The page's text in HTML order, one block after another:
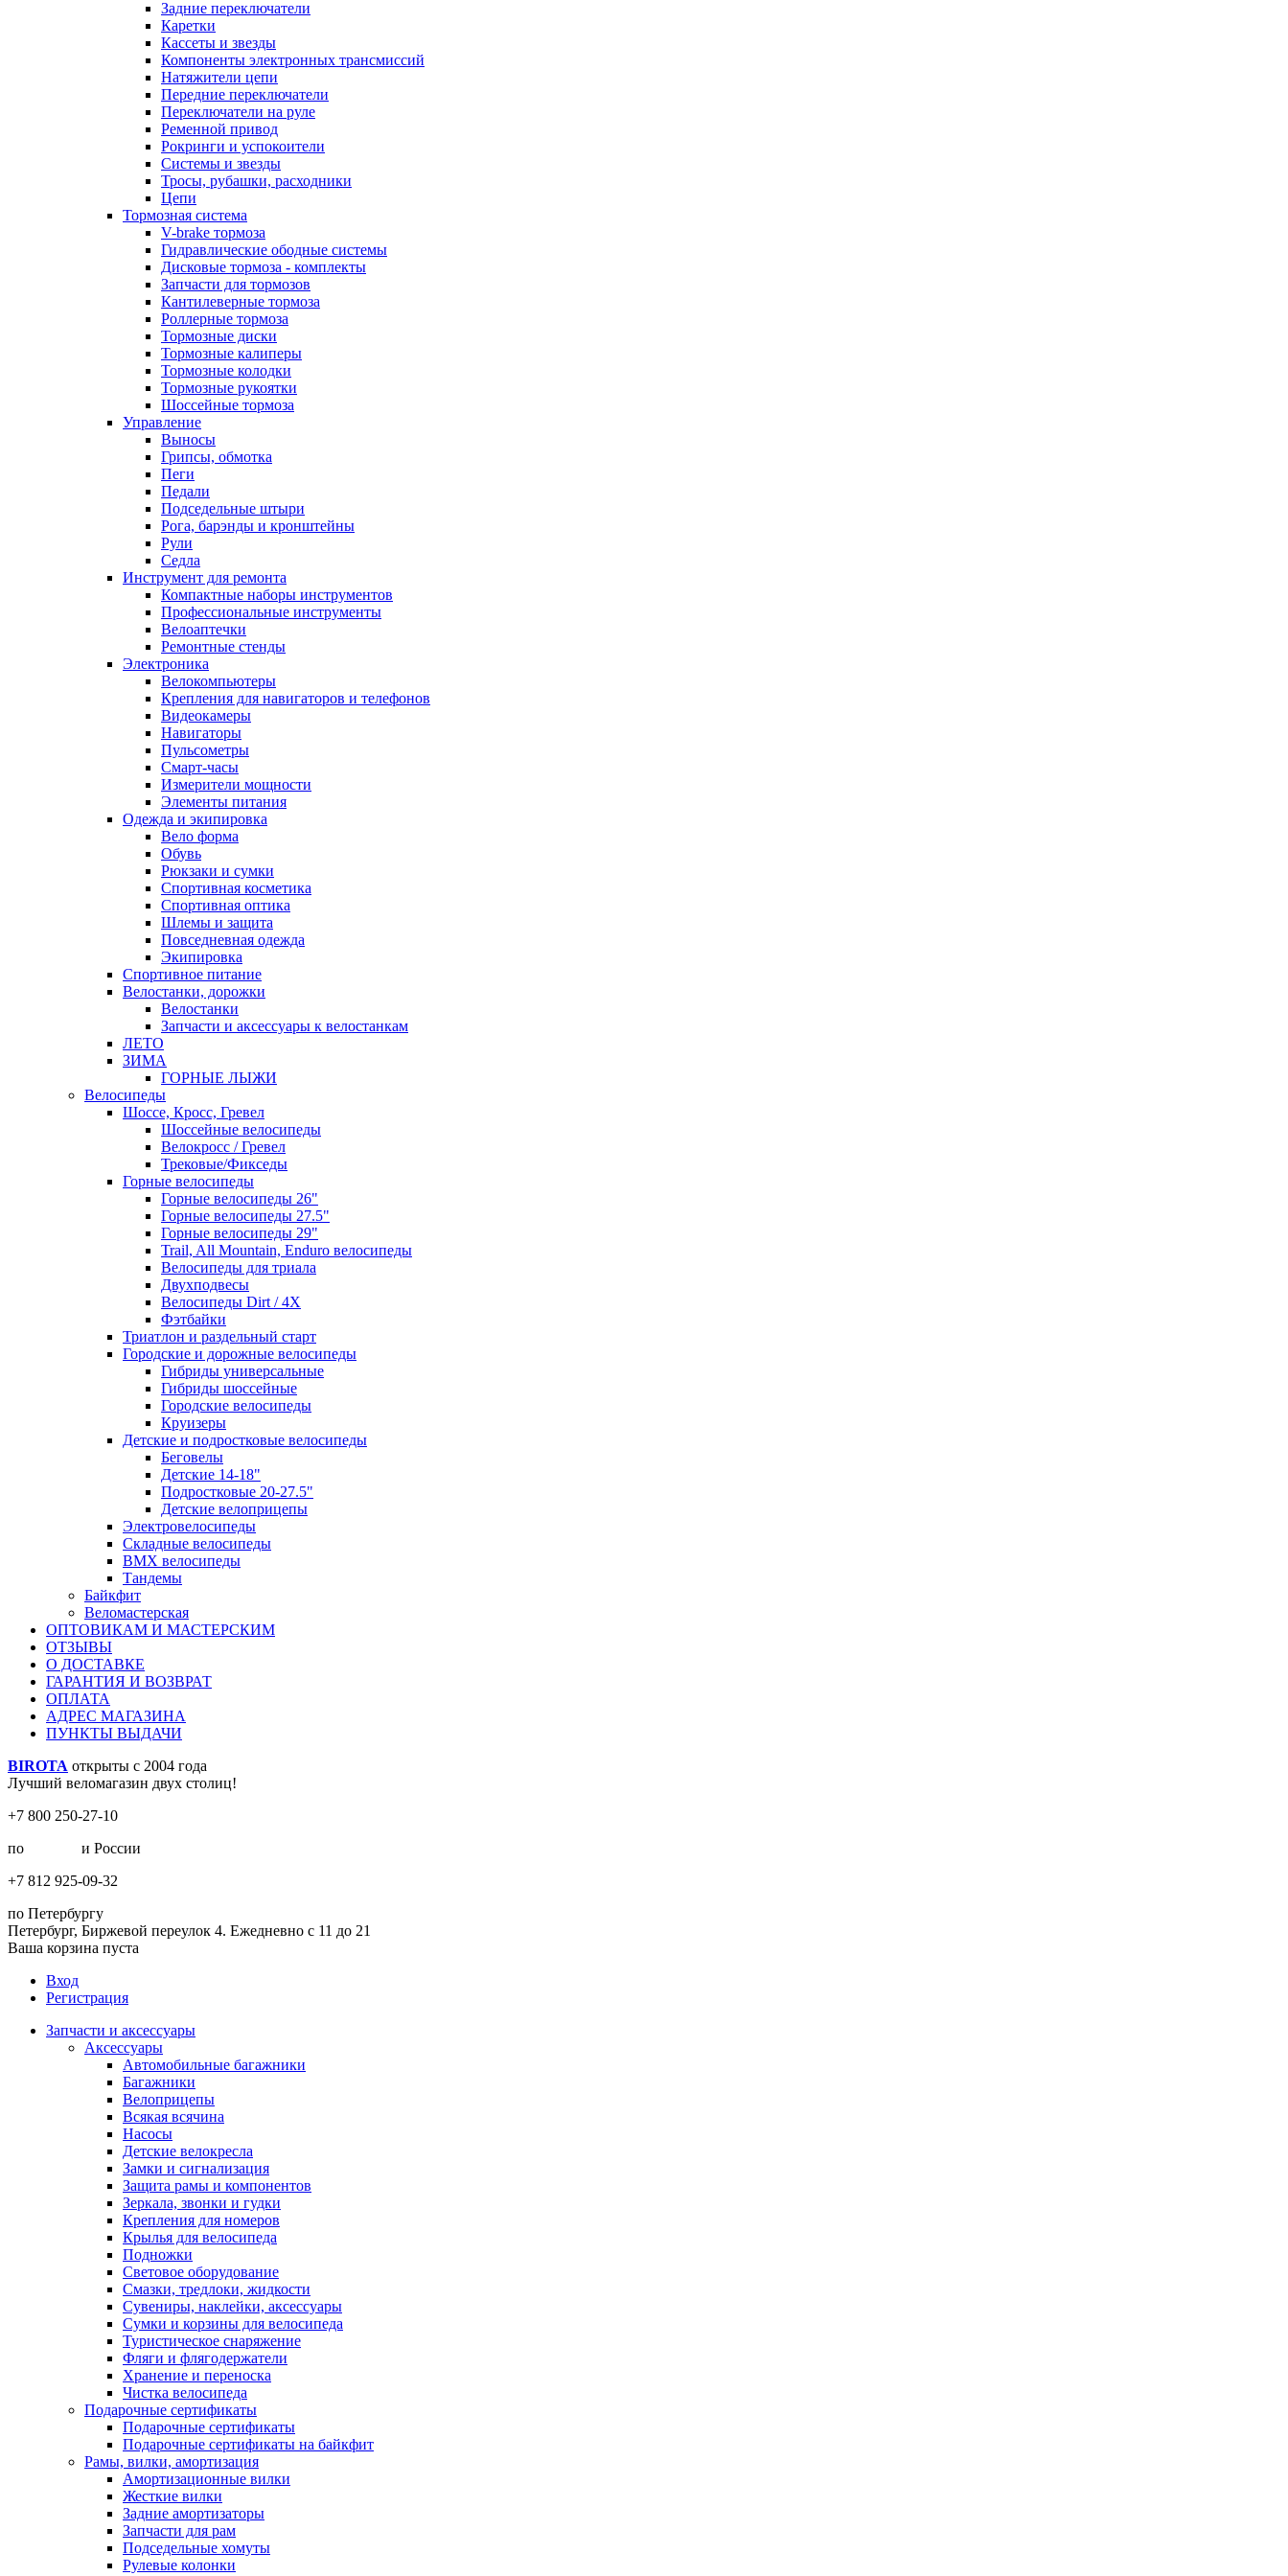
Задние переключатели
Каретки
Кассеты и звезды
Компоненты электронных трансмиссий
Натяжители цепи
Передние переключатели
Переключатели на руле
Ременной привод
Рокринги и успокоители
Системы и звезды
Тросы, рубашки, расходники
Цепи
Тормозная система
V-brake тормоза
Гидравлические ободные системы
Дисковые тормоза - комплекты
Запчасти для тормозов
Кантилеверные тормоза
Роллерные тормоза
Тормозные диски
Тормозные калиперы
Тормозные колодки
Тормозные рукоятки
Шоссейные тормоза
Управление
Выносы
Грипсы, обмотка
Пеги
Педали
Подседельные штыри
Рога, барэнды и кронштейны
Рули
Седла
Инструмент для ремонта
Компактные наборы инструментов
Профессиональные инструменты
Велоаптечки
Ремонтные стенды
Электроника
Велокомпьютеры
Крепления для навигаторов и телефонов
Видеокамеры
Навигаторы
Пульсометры
Смарт-часы
Измерители мощности
Элементы питания
Одежда и экипировка
Вело форма
Обувь
Рюкзаки и сумки
Спортивная косметика
Спортивная оптика
Шлемы и защита
Повседневная одежда
Экипировка
Спортивное питание
Велостанки, дорожки
Велостанки
Запчасти и аксессуары к велостанкам
ЛЕТО
ЗИМА
ГОРНЫЕ ЛЫЖИ
Велосипеды
Шоссе, Кросс, Гревел
Шоссейные велосипеды
Велокросс / Гревел
Трековые/Фикседы
Горные велосипеды
Горные велосипеды 26"
Горные велосипеды 27.5"
Горные велосипеды 29"
Trail, All Mountain, Enduro велосипеды
Велосипеды для триала
Двухподвесы
Велосипеды Dirt / 4X
Фэтбайки
Триатлон и раздельный старт
Городские и дорожные велосипеды
Гибриды универсальные
Гибриды шоссейные
Городские велосипеды
Круизеры
Детские и подростковые велосипеды
Беговелы
Детские 14-18"
Подростковые 20-27.5"
Детские велоприцепы
Электровелосипеды
Складные велосипеды
BMX велосипеды
Тандемы
Байкфит
Веломастерская
ОПТОВИКАМ И МАСТЕРСКИМ
ОТЗЫВЫ
О ДОСТАВКЕ
ГАРАНТИЯ И ВОЗВРАТ
ОПЛАТА
АДРЕС МАГАЗИНА
ПУНКТЫ ВЫДАЧИ
BIROTA открыты с 2004 года
Лучший веломагазин двух столиц!
+7 800 250-27-10
по
и России
+7 812 925-09-32
по Петербургу
Петербург, Биржевой переулок 4. Ежедневно с 11 до 21
Ваша корзина пуста
Вход
Регистрация
Запчасти и аксессуары
Аксессуары
Автомобильные багажники
Багажники
Велоприцепы
Всякая всячина
Насосы
Детские велокресла
Замки и сигнализация
Защита рамы и компонентов
Зеркала, звонки и гудки
Крепления для номеров
Крылья для велосипеда
Подножки
Световое оборудование
Смазки, тредлоки, жидкости
Сувениры, наклейки, аксессуары
Сумки и корзины для велосипеда
Туристическое снаряжение
Фляги и флягодержатели
Хранение и переноска
Чистка велосипеда
Подарочные сертификаты
Подарочные сертификаты
Подарочные сертификаты на байкфит
Рамы, вилки, амортизация
Амортизационные вилки
Жесткие вилки
Задние амортизаторы
Запчасти для рам
Подседельные хомуты
Рулевые колонки